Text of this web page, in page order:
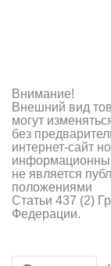
Зарядные
Двигатели
Технические
Внимание!
Внешний вид
могут
без
интернет-сайт
не является
положениями
Статьи 437 (2)
Федерации.